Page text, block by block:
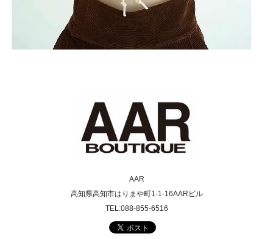
AAR
高知県高知市はりまや町1-1-16AARビル
TEL:088-855-6516